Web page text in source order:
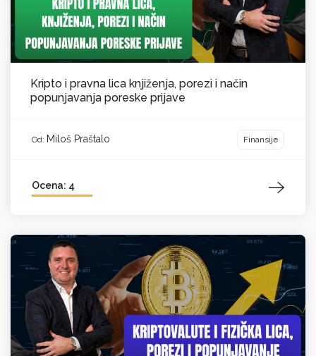
Kripto i pravna lica knjiženja, porezi i način
popunjavanja poreske prijave
Od: Miloš Praštalo Finansije
Ocena: 4